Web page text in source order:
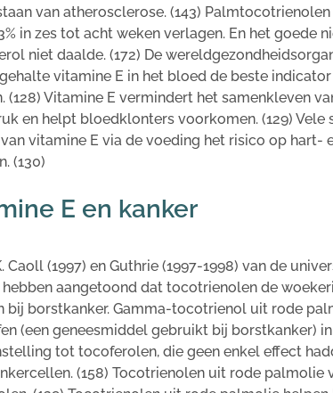
van atherosclerose. (143)
in zes tot acht weken verlagen. En het goede
niet daalde. (172) De
vitamine E in het bloed de beste
(128) Vitamine E vermindert het samenkleven
en helpt bloedklonters voorkomen. (129)
vitamine E via de voeding het risico op hart-
(130)
E en kanker
Caoll (1997) en Guthrie (1997-1998) van de
hebben aangetoond dat tocotrienolen de
bij borstkanker. Gamma-tocotrienol uit rode
(een geneesmiddel gebruikt bij borstkanker)
tot tocoferolen, die geen enkel effect
(158) Tocotrienolen uit rode